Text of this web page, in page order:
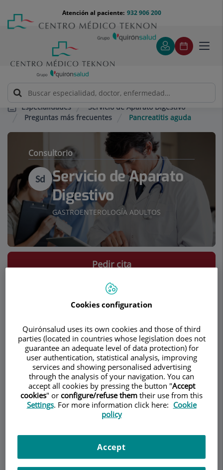
contenido
Menú
teléfono
cabecera
932 906 200
Atención al paciente:
Especialidades
Servicio de Aparato Digestivo
Preguntas más frecuentes
Pancreatitis aguda
Consultorio
Sd
Servicio de Aparato
Digestivo
GASTROENTEROLOGÍA ADULTOS
EquipoContacto
Pedir cita
Pancreatitis aguda
¿Qué es la pancreatitis
La pancreatitis aguda es una inflamación brusca
del páncreas que se produce por la activación
Cookies configuration
Quirónsalud uses its own cookies and those of third
parties (located in countries whose legislation does not
guarantee an adequate level of data protection) for
user authentication, statistical analysis, improving
services and showing personalised advertising
through the analysis of your navigation. You can
accept all cookies by pressing the button "Accept
cookies" or configure/refuse them their use from this
Settings. For more information click here: Cookie
policy
Accept